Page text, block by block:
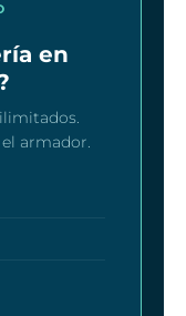
en
armador.